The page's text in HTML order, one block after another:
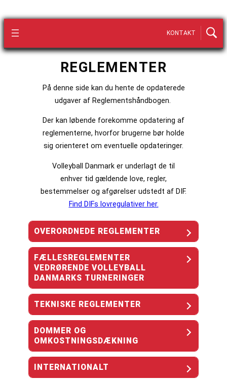
KONTAKT
REGLEMENTER
På denne side kan du hente de opdaterede
udgaver af Reglementshåndbogen.
Der kan løbende forekomme opdatering af
reglementerne, hvorfor brugerne bør holde
sig orienteret om eventuelle opdateringer.
Volleyball Danmark er underlagt de til
enhver tid gældende love, regler,
bestemmelser og afgørelser udstedt af DIF.
Find DIFs lovregulativer her.
OVERORDNEDE REGLEMENTER
FÆLLESREGLEMENTER
VEDRØRENDE VOLLEYBALL
DANMARKS TURNERINGER
TEKNISKE REGLEMENTER
DOMMER OG
OMKOSTNINGSDÆKNING
INTERNATIONALT